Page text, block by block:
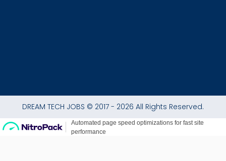
DREAM TECH JOBS © 2017 - 2026 All Rights Reserved.